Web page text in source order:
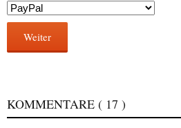
Weiter
KOMMENTARE ( 17 )